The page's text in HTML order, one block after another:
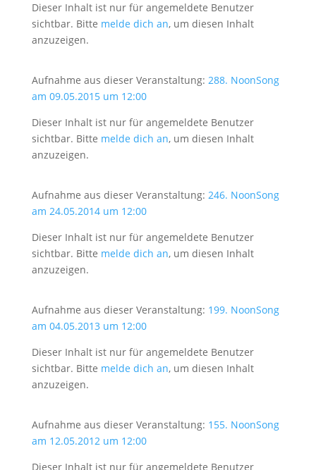
Dieser Inhalt ist nur für angemeldete Benutzer
sichtbar. Bitte melde dich an, um diesen Inhalt
anzuzeigen.
Aufnahme aus dieser Veranstaltung: 288. NoonSong
am 09.05.2015 um 12:00
Dieser Inhalt ist nur für angemeldete Benutzer
sichtbar. Bitte melde dich an, um diesen Inhalt
anzuzeigen.
Aufnahme aus dieser Veranstaltung: 246. NoonSong
am 24.05.2014 um 12:00
Dieser Inhalt ist nur für angemeldete Benutzer
sichtbar. Bitte melde dich an, um diesen Inhalt
anzuzeigen.
Aufnahme aus dieser Veranstaltung: 199. NoonSong
am 04.05.2013 um 12:00
Dieser Inhalt ist nur für angemeldete Benutzer
sichtbar. Bitte melde dich an, um diesen Inhalt
anzuzeigen.
Aufnahme aus dieser Veranstaltung: 155. NoonSong
am 12.05.2012 um 12:00
Dieser Inhalt ist nur für angemeldete Benutzer